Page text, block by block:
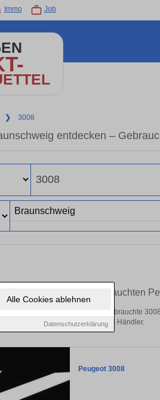
Alle Cookies ablehnen
Datenschutzerklärung
Immo Job
❯ 3008
entdecken –
Braunschweig Ihren gebrauchten
Entdecken Sie gebrauchte
Preisklassen von privat und vom Händler.
Peugeot 3008